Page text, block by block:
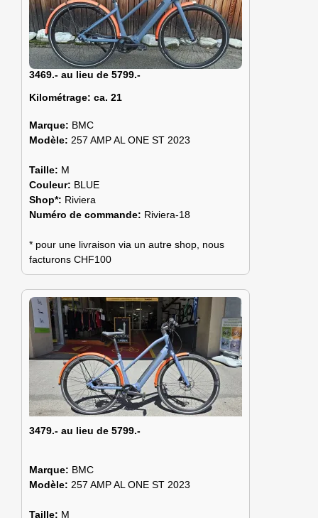
3469.- au lieu de 5799.-
Kilométrage: ca. 21
Marque: BMC
Modèle: 257 AMP AL ONE ST 2023
Taille: M
Couleur: BLUE
Shop*: Riviera
Numéro de commande: Riviera-18
* pour une livraison via un autre shop, nous
facturons CHF100
3479.- au lieu de 5799.-
Marque: BMC
Modèle: 257 AMP AL ONE ST 2023
Taille: M